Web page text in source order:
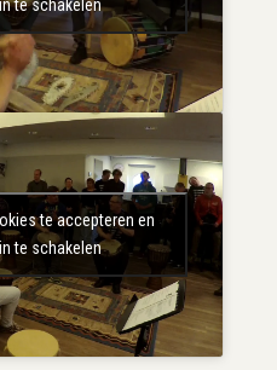
te schakelen
te accepteren en
te schakelen